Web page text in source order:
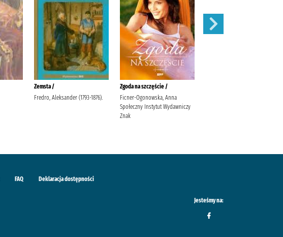
Zemsta /
Fredro, Aleksander (1793-1876).
Zgoda na szczęście /
Ficner-Ogonowska, Anna
Społeczny Instytut Wydawniczy
Znak
FAQ Deklaracja dostępności
Jesteśmy na: